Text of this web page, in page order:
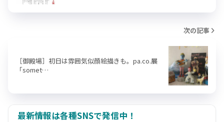
次の記事
［御殿場］初日は雰囲気似顔絵描きも。pa.co.展
「somet…
最新情報は各種SNSで発信中！